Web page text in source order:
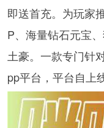
即送首充。为玩家
P、海量钻石元宝
土豪。一款专门针
pp平台，平台自上